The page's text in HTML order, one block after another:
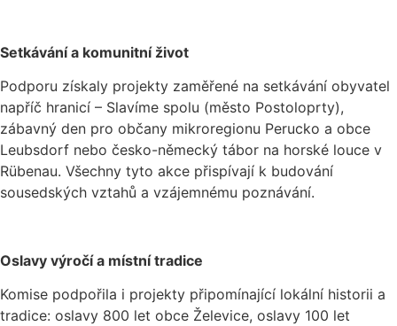
Setkávání a komunitní život
Podporu získaly projekty zaměřené na setkávání obyvatel
napříč hranicí – Slavíme spolu (město Postoloprty),
zábavný den pro občany mikroregionu Perucko a obce
Leubsdorf nebo česko-německý tábor na horské louce v
Rübenau. Všechny tyto akce přispívají k budování
sousedských vztahů a vzájemnému poznávání.
Oslavy výročí a místní tradice
Komise podpořila i projekty připomínající lokální historii a
tradice: oslavy 800 let obce Želevice, oslavy 100 let